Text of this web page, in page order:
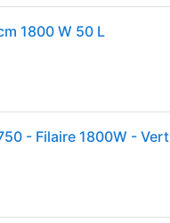
1800 W 50 L
- Filaire 1800W - Vert